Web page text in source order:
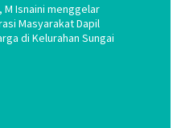
M Isnaini menggelar
Masyarakat Dapil
di Kelurahan Sungai